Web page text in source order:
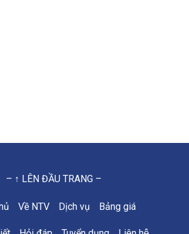
– ↑ LÊN ĐẦU TRANG –
Về NTV Dịch vụ Bảng giá